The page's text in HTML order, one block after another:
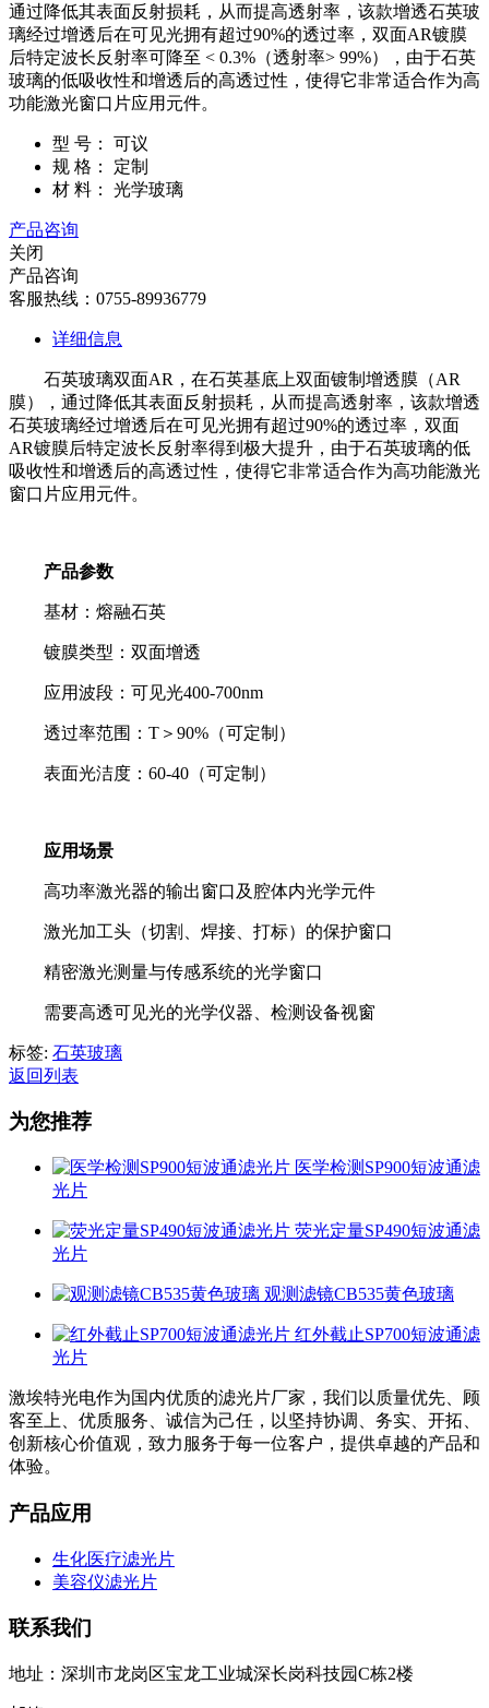
通过降低其表面反射损耗，从而提高透射率，该款增透石英玻
璃经过增透后在可见光拥有超过90%的透过率，双面AR镀膜
后特定波长反射率可降至 < 0.3%（透射率> 99%），由于石英
玻璃的低吸收性和增透后的高透过性，使得它非常适合作为高
功能激光窗口片应用元件。
型 号：
可议
规 格：
定制
材 料：
光学玻璃
产品咨询
关闭
产品咨询
客服热线：0755-89936779
详细信息
石英玻璃双面AR，在石英基底上双面镀制增透膜（AR
膜），通过降低其表面反射损耗，从而提高透射率，该款增透
石英玻璃经过增透后在可见光拥有超过90%的透过率，双面
AR镀膜后特定波长反射率得到极大提升，由于石英玻璃的低
吸收性和增透后的高透过性，使得它非常适合作为高功能激光
窗口片应用元件。
产品参数
基材：熔融石英
镀膜类型：双面增透
应用波段：可见光400-700nm
透过率范围：T＞90% （可定制）
表面光洁度：60-40（可定制）
应用场景
高功率激光器的输出窗口及腔体内光学元件
激光加工头（切割、焊接、打标）的保护窗口
精密激光测量与传感系统的光学窗口
需要高透可见光的光学仪器、检测设备视窗
标签: 石英玻璃
返回列表
为您推荐
医学检测SP900短波通滤
光片
荧光定量SP490短波通滤
光片
观测滤镜CB535黄色玻璃
红外截止SP700短波通滤
光片
激埃特光电作为国内优质的滤光片厂家，我们以质量优先、顾
客至上、优质服务、诚信为己任，以坚持协调、务实、开拓、
创新核心价值观，致力服务于每一位客户，提供卓越的产品和
体验。
产品应用
生化医疗滤光片
美容仪滤光片
联系我们
地址：深圳市龙岗区宝龙工业城深长岗科技园C栋2楼